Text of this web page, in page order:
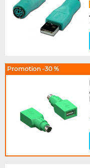
DocMicro
Phobya
Disponibilité /
Articles en
Promotion -30 %